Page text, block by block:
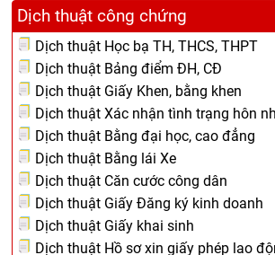
Dịch thuật công chứng
Dịch thuật Học bạ TH, THCS, THPT
Dịch thuật Bảng điểm ĐH, CĐ
Dịch thuật Giấy Khen, bằng khen
Dịch thuật Xác nhận tình trạng hôn
Dịch thuật Bằng đại học, cao đẳng
Dịch thuật Bằng lái Xe
Dịch thuật Căn cước công dân
Dịch thuật Giấy Đăng ký kinh doanh
Dịch thuật Giấy khai sinh
Dịch thuật Hồ sơ xin giấy phép lao